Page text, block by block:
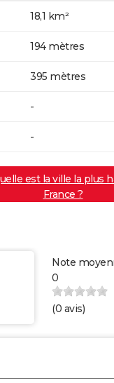
18,1 km²
194 mètres
395 mètres
-
-
est la ville la plus
France ?
Note
0
(0 avis)